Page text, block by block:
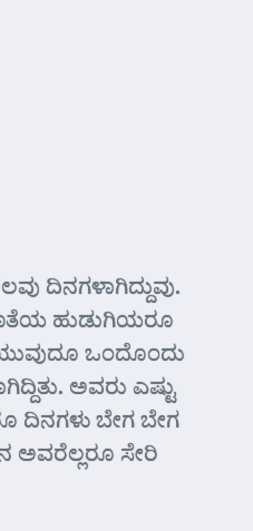
ದಿನಗಳಾಗಿದ್ದುವು.
ಹುಡುಗಿಯರೂ
ಒಂದೊಂದು
ಅವರು ಎಷ್ಟು
ಬೇಗ ಬೇಗ
ಅವರೆಲ್ಲರೂ ಸೇರಿ